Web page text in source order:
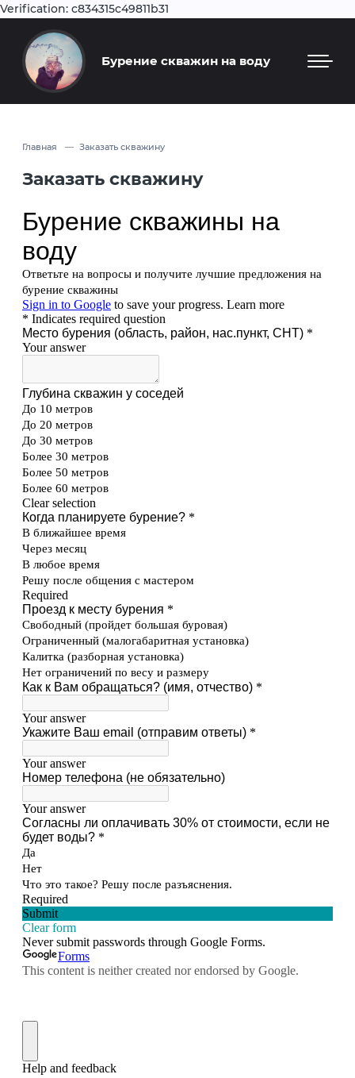
Verification: c834315c49811b31
Бурение скважин на воду
Главная Заказать скважину
Заказать скважину